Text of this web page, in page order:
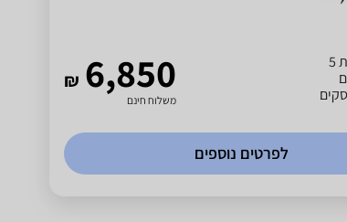
₪ 6,850
משלוח חינם
לפרטים נוספים